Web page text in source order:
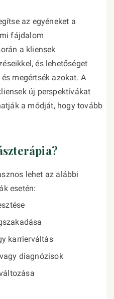
az egyéneket a
fájdalom
a kliensek
és lehetőséget
megértsék azokat. A
új perspektívákat
a módját, hogy tovább
lehet az alábbi
esetén:
karrierváltás
diagnózisok